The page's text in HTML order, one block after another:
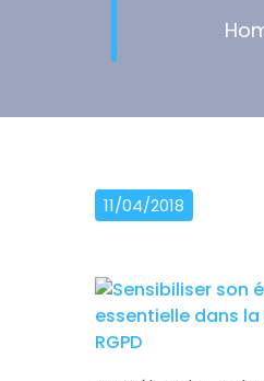
11/04/2018